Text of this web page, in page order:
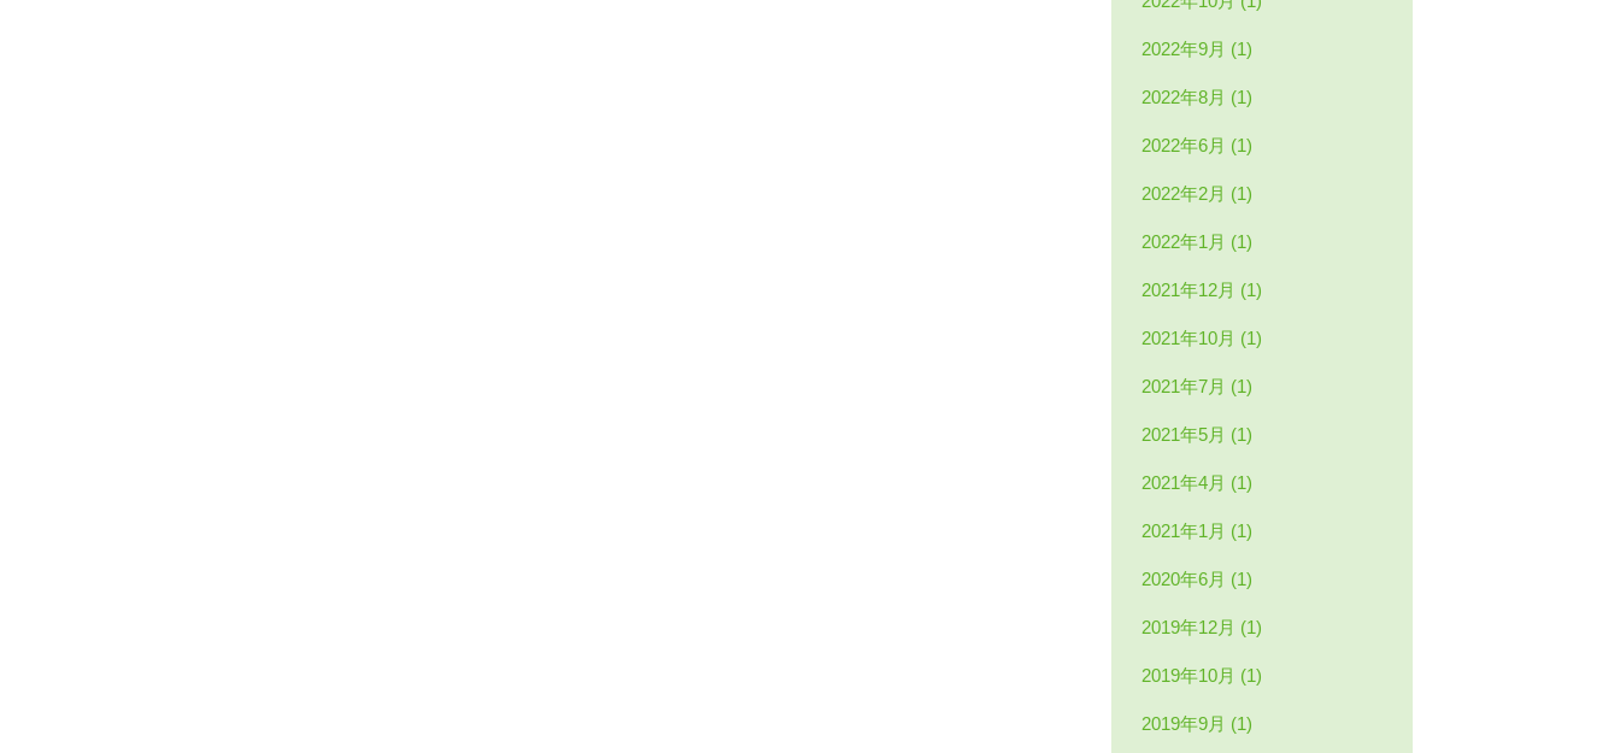
2022年9月 (1)
2022年8月 (1)
2022年6月 (1)
2022年2月 (1)
2022年1月 (1)
2021年12月 (1)
2021年10月 (1)
2021年7月 (1)
2021年5月 (1)
2021年4月 (1)
2021年1月 (1)
2020年6月 (1)
2019年12月 (1)
2019年10月 (1)
2019年9月 (1)